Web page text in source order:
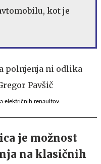
kot je
električnih renaultov.